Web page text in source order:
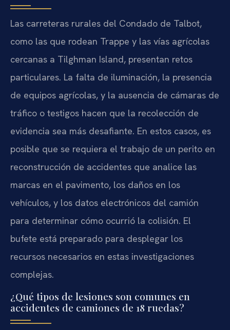
Las carreteras rurales del Condado de Talbot,
como las que rodean Trappe y las vías agrícolas
cercanas a Tilghman Island, presentan retos
particulares. La falta de iluminación, la presencia
de equipos agrícolas, y la ausencia de cámaras de
tráfico o testigos hacen que la recolección de
evidencia sea más desafiante. En estos casos, es
posible que se requiera el trabajo de un perito en
reconstrucción de accidentes que analice las
marcas en el pavimento, los daños en los
vehículos, y los datos electrónicos del camión
para determinar cómo ocurrió la colisión. El
bufete está preparado para desplegar los
recursos necesarios en estas investigaciones
complejas.
¿Qué tipos de lesiones son comunes en
accidentes de camiones de 18 ruedas?